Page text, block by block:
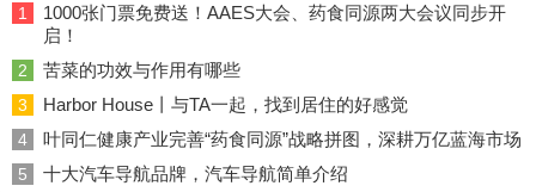
1
1000张门票免费送！AAES大会、药食同源两大会议同步开
启！
2 苦菜的功效与作用有哪些
3 Harbor House丨与TA一起，找到居住的好感觉
4 叶同仁健康产业完善“药食同源”战略拼图，深耕万亿蓝海市场
5 十大汽车导航品牌，汽车导航简单介绍